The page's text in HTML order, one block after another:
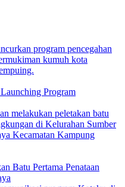
Program
Batu Pertama Penataan